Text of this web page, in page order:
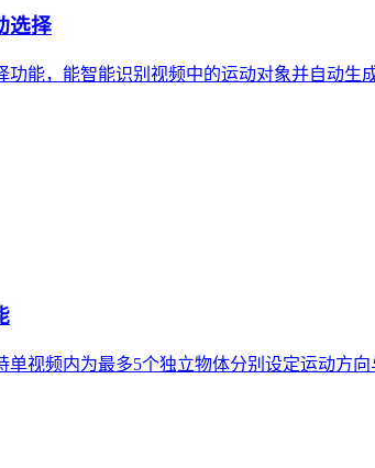
选择
功能，能智能识别视频中的运动对象并自动
单视频内为最多5个独立物体分别设定运动方